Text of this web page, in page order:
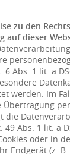
zu den
auf dieser
Abs. 1 lit. a
werden. Im
die
Abs. 1 lit. a
oder in
Endgerät (z.